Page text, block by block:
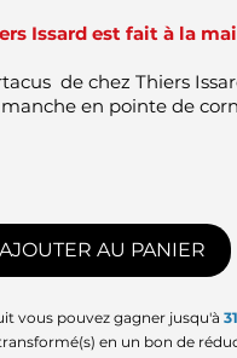
Issard est fait à la
de chez Thiers
en pointe de
AJOUTER AU PANIER
vous pouvez gagner jusqu'à 31
en un bon de